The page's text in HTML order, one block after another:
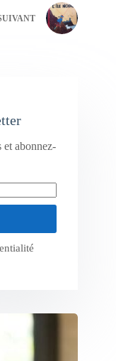
et abonnez-